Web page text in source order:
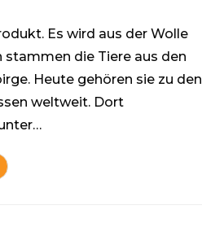
Es wird aus der Wolle
die Tiere aus den
Heute gehören sie zu den
weltweit. Dort